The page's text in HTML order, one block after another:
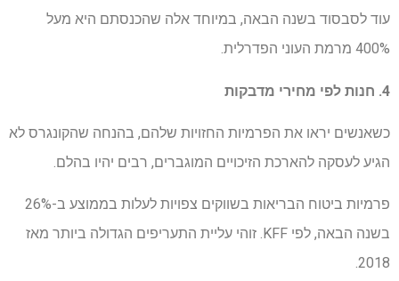
עוד לסבסוד בשנה הבאה, במיוחד אלה שהכנסתם היא מעל
400% מרמת העוני הפדרלית.
4. חנות לפי מחירי מדבקות
כשאנשים יראו את הפרמיות החזויות שלהם, בהנחה שהקונגרס לא
הגיע לעסקה להארכת הזיכויים המוגברים, רבים יהיו בהלם.
פרמיות ביטוח הבריאות בשווקים צפויות לעלות בממוצע ב-26%
בשנה הבאה, לפי KFF. זוהי עליית התעריפים הגדולה ביותר מאז
2018.